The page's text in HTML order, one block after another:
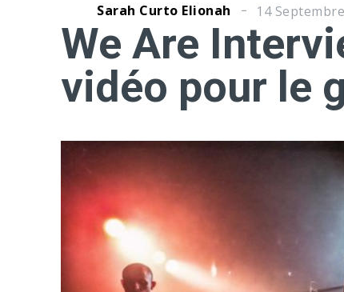
Sarah Curto Elionah 14
We Are
vidéo pour le